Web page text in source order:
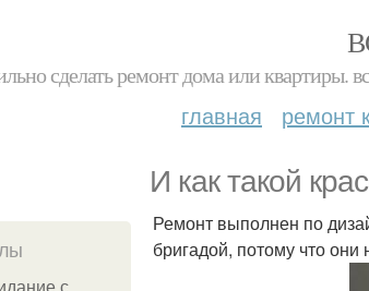
сделать ремонт дома или квартиры.
главная ремонт
И как такой
с
Ремонт выполнен по
бригадой, потому что